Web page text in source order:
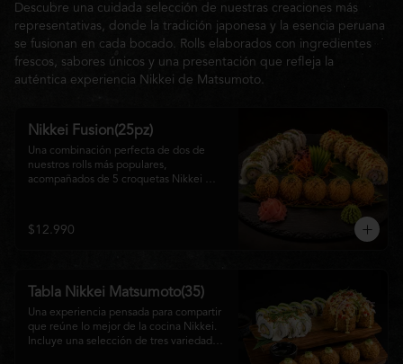
sabor y buena compañía.
Descubre una cuidada selección de nuestras creaciones más
representativas, donde la tradición japonesa y la esencia peruana
se fusionan en cada bocado. Rolls elaborados con ingredientes
frescos, sabores únicos y una presentación que refleja la
auténtica experiencia Nikkei de Matsumoto.
Nikkei Fusion(25pz)
Una combinación perfecta de dos de
nuestros rolls más populares,
acompañados de 5 croquetas Nikkei
cremosa salsa de la casa. Una tabla que
reúne diferentes texturas y sabores, ideal
$12.990
Tabla Nikkei Matsumoto(35)
Una experiencia pensada para compartir
que reúne lo mejor de la cocina Nikkei.
Incluye una selección de tres variedades